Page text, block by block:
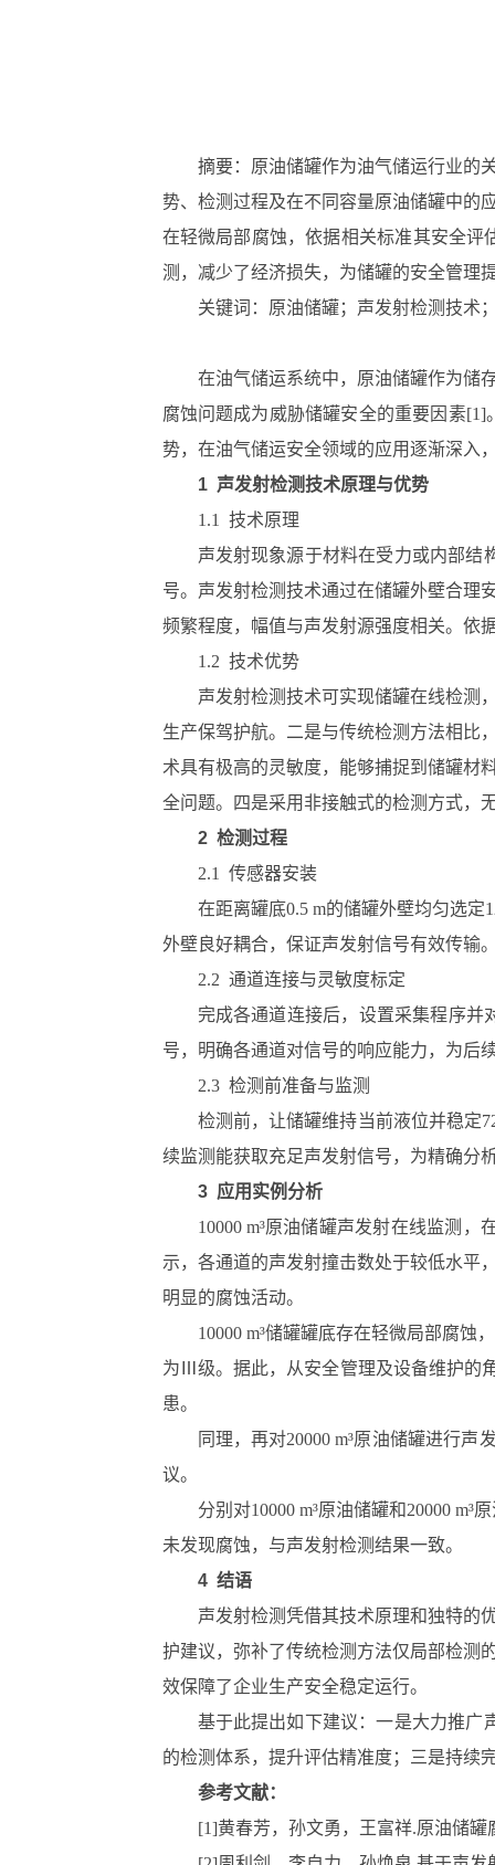
摘要：原油储罐作为油气储运行业的
势、检测过程及在不同容量原油储罐中的
在轻微局部腐蚀，依据相关标准其安全
测，减少了经济损失，为储罐的安全管理
关键词：原油储罐；声发射检测技术
在油气储运系统中，原油储罐作为储
腐蚀问题成为威胁储罐安全的重要因素
势，在油气储运安全领域的应用逐渐深入
1 声发射检测技术原理与优势
1.1 技术原理
声发射现象源于材料在受力或内部结
号。声发射检测技术通过在储罐外壁合理
频繁程度，幅值与声发射源强度相关。依
1.2 技术优势
声发射检测技术可实现储罐在线检测
生产保驾护航。二是与传统检测方法相比
术具有极高的灵敏度，能够捕捉到储罐材
全问题。四是采用非接触式的检测方式，
2 检测过程
2.1 传感器安装
在距离罐底0.5 m的储罐外壁均匀选
外壁良好耦合，保证声发射信号有效传输
2.2 通道连接与灵敏度标定
完成各通道连接后，设置采集程序
号，明确各通道对信号的响应能力，为后
2.3 检测前准备与监测
检测前，让储罐维持当前液位并稳定
续监测能获取充足声发射信号，为精确分
3 应用实例分析
10000 m³原油储罐声发射在线监测
示，各通道的声发射撞击数处于较低水平
明显的腐蚀活动。​
10000 m³储罐罐底存在轻微局部腐
为Ⅲ级。据此，从安全管理及设备维护的
患。
同理，再对20000 m³原油储罐进行
议。
分别对10000 m³原油储罐和20000
未发现腐蚀，与声发射检测结果一致。
4 结语
声发射检测凭借其技术原理和独特的
护建议，弥补了传统检测方法仅局部检测
效保障了企业生产安全稳定运行。​
基于此提出如下建议：一是大力推广
的检测体系，提升评估精准度；三是持续
参考文献：
[1]黄春芳，孙文勇，王富祥.原油储罐